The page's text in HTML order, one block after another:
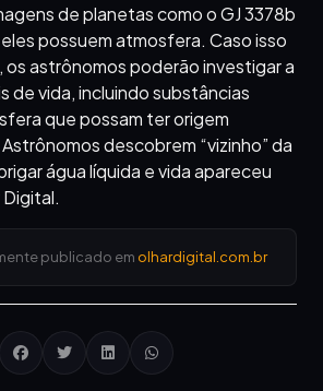
de planetas como o GJ 3378b
possuem atmosfera. Caso isso
os astrônomos poderão investigar a
de vida, incluindo substâncias
que possam ter origem
descobrem “vizinho” da
água líquida e vida apareceu
publicado em olhardigital.com.br